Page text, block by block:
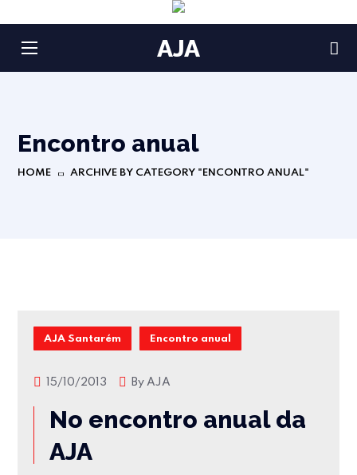
AJA
Encontro anual
HOME ARCHIVE BY CATEGORY "ENCONTRO ANUAL"
AJA Santarém Encontro anual
15/10/2013 ByAJA
No encontro anual da
AJA